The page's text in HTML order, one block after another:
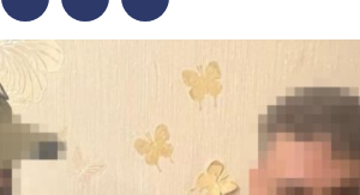
FacebookTwitterTelegram